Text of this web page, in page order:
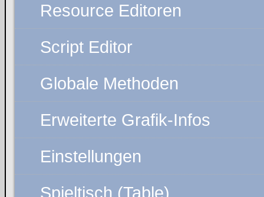
Resource Editoren
Script Editor
Globale Methoden
Erweiterte Grafik-Infos
Einstellungen
Spieltisch (Table)